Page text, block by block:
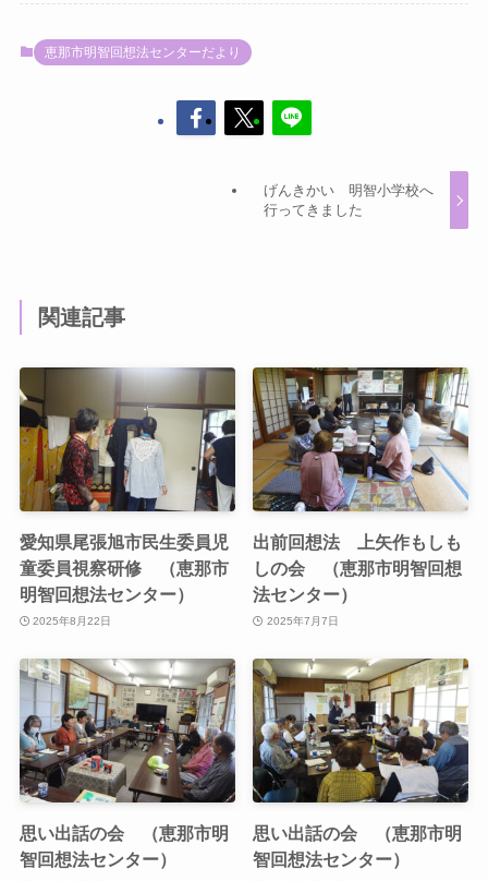
恵那市明智回想法センターだより
げんきかい 明智小学校へ
行ってきました
関連記事
愛知県尾張旭市民生委員児
童委員視察研修 （恵那市
明智回想法センター）
2025年8月22日
出前回想法 上矢作もしも
しの会 （恵那市明智回想
法センター）
2025年7月7日
思い出話の会 （恵那市明
智回想法センター）
思い出話の会 （恵那市明
智回想法センター）